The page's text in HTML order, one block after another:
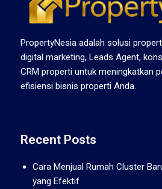
PropertyNesia adalah solusi
digital marketing, Leads Agent,
CRM properti untuk meningkatkan
efisiensi bisnis properti Anda.
Recent Posts
Cara Menjual Rumah Cluster
yang Efektif